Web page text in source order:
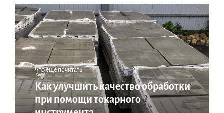
Что еще почитать:
Как улучшить качество обработки
при помощи токарного